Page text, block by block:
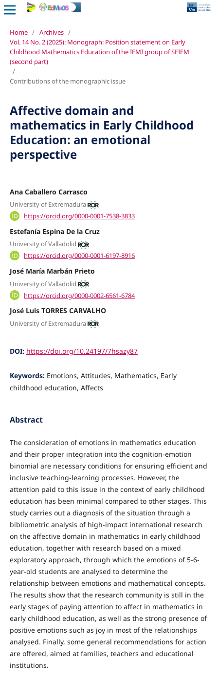
Home / Archives /
Vol. 14 No. 2 (2025): Monograph: Position statement on Early
Childhood Mathematics Education of the IEMI group of SEIEM
(second part)
/
Contributions of the monographic issue
Affective domain and
mathematics in Early Childhood
Education: an emotional
perspective
Ana Caballero Carrasco
University of Extremadura
https://orcid.org/0000-0001-7538-3833
Estefanía Espina De la Cruz
University of Valladolid
https://orcid.org/0000-0001-6197-8916
José María Marbán Prieto
University of Valladolid
https://orcid.org/0000-0002-6561-6784
José Luis TORRES CARVALHO
University of Extremadura
DOI: https://doi.org/10.24197/7hsazy87
Keywords: Emotions, Attitudes, Mathematics, Early
childhood education, Affects
Abstract
The consideration of emotions in mathematics education
and their proper integration into the cognition-emotion
binomial are necessary conditions for ensuring efficient and
inclusive teaching-learning processes. However, the
attention paid to this issue in the context of early childhood
education has been minimal compared to other stages. This
study carries out a diagnosis of the situation through a
bibliometric analysis of high-impact international research
on the affective domain in mathematics in early childhood
education, together with research based on a mixed
exploratory approach, through which the emotions of 5-6-
year-old students are analysed to determine the
relationship between emotions and mathematical concepts.
The results show that the research community is still in the
early stages of paying attention to affect in mathematics in
early childhood education, as well as the strong presence of
positive emotions such as joy in most of the relationships
analysed. Finally, some general recommendations for action
are offered, aimed at families, teachers and educational
institutions.